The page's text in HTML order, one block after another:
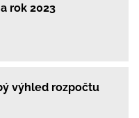
rok 2023
výhled rozpočtu